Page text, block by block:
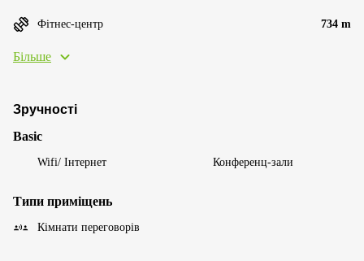
Фітнес-центр 734 m
Більше
Зручності
Basic
Wifi/ Інтернет Конференц-зали
Типи приміщень
Кімнати переговорів